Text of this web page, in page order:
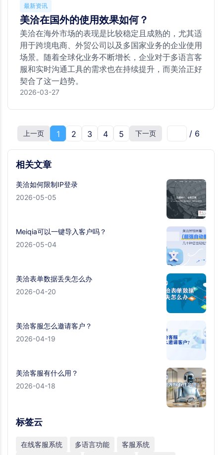
最新资讯
美洽在国外的使用效果如何？
美洽在海外市场的表现是比较稳定且成熟的，尤其适
用于跨境电商、外贸公司以及多国家业务的企业使用
场景。随着全球化业务不断增长，企业对于多语言客
服和实时沟通工具的需求也在持续提升，而美洽正好
契合了这一趋势。
2026-03-27
上一页 1 2 3 4 5 下一页 / 6
相关文章
美洽如何限制IP登录
2026-05-05
Meiqia可以一键导入客户吗？
2026-05-04
美洽表单数据丢失怎么办
2026-04-20
美洽客服怎么邀请客户？
2026-04-19
美洽客服有什么用？
2026-04-18
标签云
在线客服系统 多语言功能
客服系统